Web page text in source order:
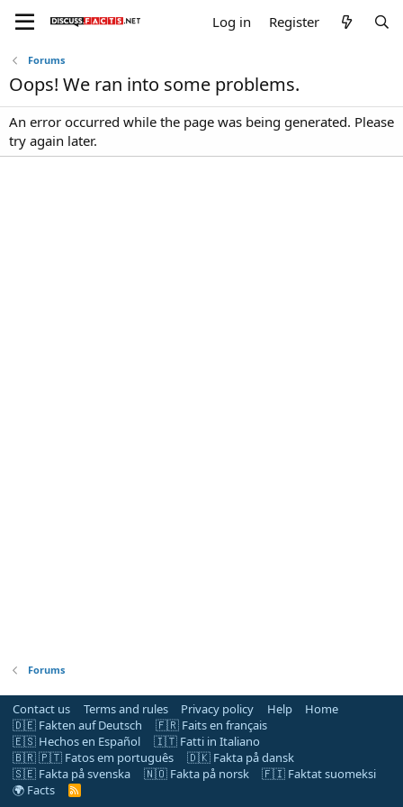
Log in Register
Forums
Oops! We ran into some problems.
An error occurred while the page was being generated. Please
try again later.
Forums
Contact us Terms and rules Privacy policy Help
Home
🇩🇪 Fakten auf Deutsch
🇫🇷 Faits en français
🇪🇸 Hechos en Español
🇮🇹 Fatti in Italiano
🇧🇷 🇵🇹 Fatos em português
🇩🇰 Fakta på dansk
🇸🇪 Fakta på svenska
🇳🇴 Fakta på norsk
🇫🇮 Faktat suomeksi
🌍 Facts
R